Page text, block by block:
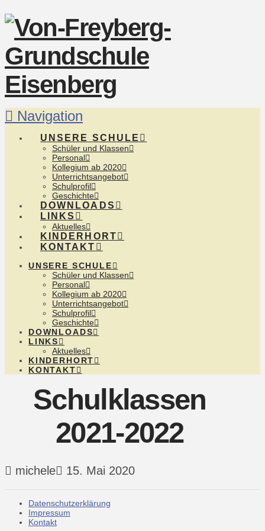
Navigation
UNSERE SCHULE
Schüler und Klassen
Personal
Kollegium ab 2020
Unterrichtsangebot
Schulprofil
Geschichte
DOWNLOADS
LINKS
Aktuelles
KINDERHORT
KONTAKT
UNSERE SCHULE
Schüler und Klassen
Personal
Kollegium ab 2020
Unterrichtsangebot
Schulprofil
Geschichte
DOWNLOADS
LINKS
Aktuelles
KINDERHORT
KONTAKT
Schulklassen
2021-2022
michele 15. Mai 2020
Datenschutzerklärung
Impressum
Kontakt